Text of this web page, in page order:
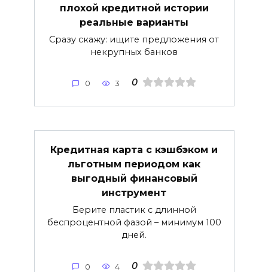
плохой кредитной истории
реальные варианты
Сразу скажу: ищите предложения от
некрупных банков
0 3 0
Кредитная карта с кэшбэком и
льготным периодом как
выгодный финансовый
инструмент
Берите пластик с длинной
беспроцентной фазой – минимум 100
дней.
0 4 0